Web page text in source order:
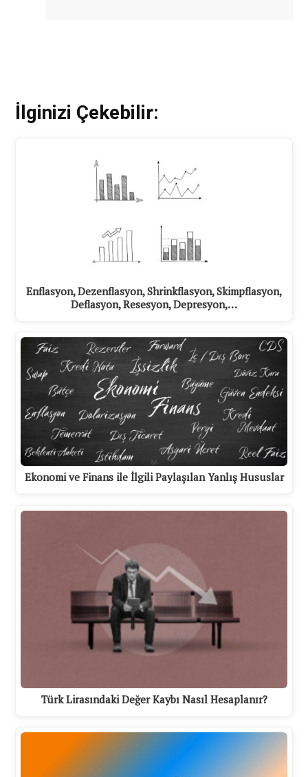
İlginizi Çekebilir:
Enflasyon, Dezenflasyon, Shrinkflasyon, Skimpflasyon,
Deflasyon, Resesyon, Depresyon,…
Ekonomi ve Finans ile İlgili Paylaşılan Yanlış Hususlar
Türk Lirasındaki Değer Kaybı Nasıl Hesaplanır?